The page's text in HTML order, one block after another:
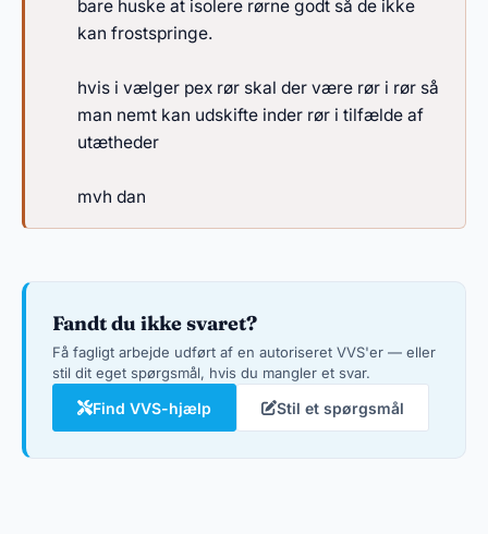
bare huske at isolere rørne godt så de ikke
kan frostspringe.
hvis i vælger pex rør skal der være rør i rør så
man nemt kan udskifte inder rør i tilfælde af
utætheder
mvh dan
Fandt du ikke svaret?
Få fagligt arbejde udført af en autoriseret VVS'er — eller
stil dit eget spørgsmål, hvis du mangler et svar.
Find VVS-hjælp Stil et spørgsmål